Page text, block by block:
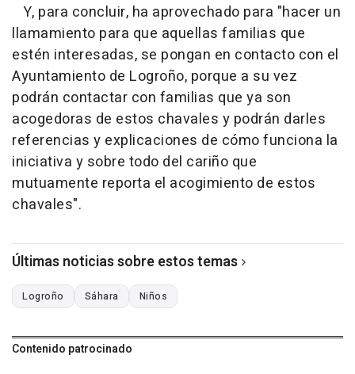
Y, para concluir, ha aprovechado para "hacer un
llamamiento para que aquellas familias que
estén interesadas, se pongan en contacto con el
Ayuntamiento de Logroño, porque a su vez
podrán contactar con familias que ya son
acogedoras de estos chavales y podrán darles
referencias y explicaciones de cómo funciona la
iniciativa y sobre todo del cariño que
mutuamente reporta el acogimiento de estos
chavales".
Últimas noticias sobre estos temas
Logroño Sáhara Niños
Contenido patrocinado